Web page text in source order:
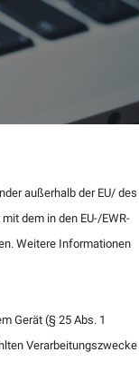
außerhalb der EU/ des
dem in den EU-/EWR-
Weitere Informationen
Gerät (§ 25 Abs. 1
Verarbeitungszwecke